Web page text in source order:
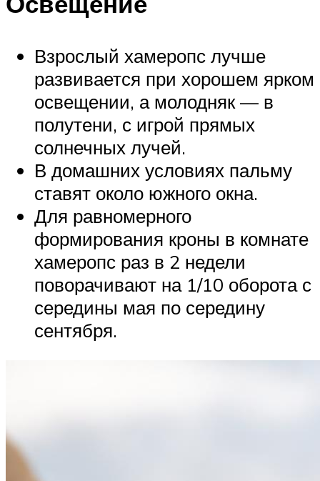
Взрослый хамеропс лучше
развивается при хорошем ярком
освещении, а молодняк — в
полутени, с игрой прямых
солнечных лучей.
В домашних условиях пальму
ставят около южного окна.
Для равномерного
формирования кроны в комнате
хамеропс раз в 2 недели
поворачивают на 1/10 оборота с
середины мая по середину
сентября.